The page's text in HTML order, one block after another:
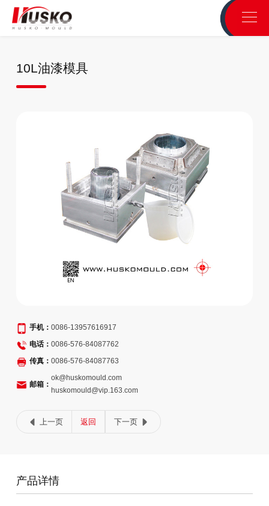
10L油漆模具
手机： 0086-13957616917
电话： 0086-576-84087762
传真： 0086-576-84087763
邮箱：
ok@huskomould.com
huskomould@vip.163.com
上一页 返回 下一页
产品详情